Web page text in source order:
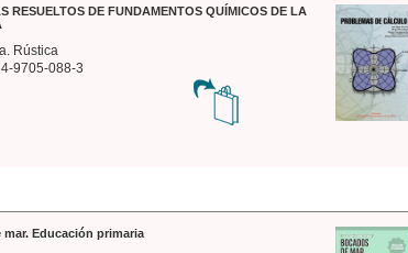
RESUELTOS DE FUNDAMENTOS QUÍMICOS DE LA
Rústica
9705-088-3
mar. Educación primaria